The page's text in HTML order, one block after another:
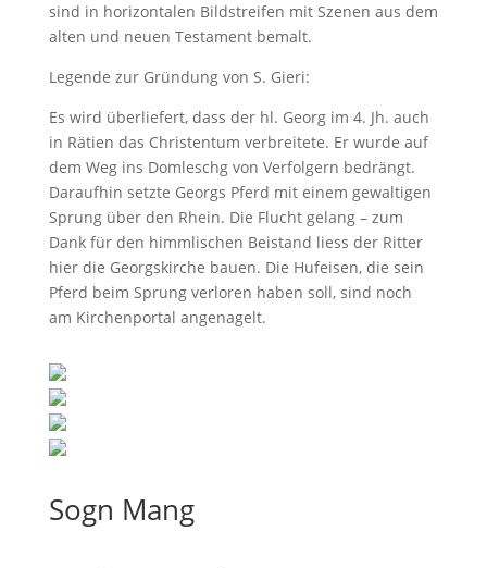
sind in horizontalen Bildstreifen mit Szenen aus dem
alten und neuen Testament bemalt.
Legende zur Gründung von S. Gieri:
Es wird überliefert, dass der hl. Georg im 4. Jh. auch
in Rätien das Christentum verbreitete. Er wurde auf
dem Weg ins Domleschg von Verfolgern bedrängt.
Daraufhin setzte Georgs Pferd mit einem gewaltigen
Sprung über den Rhein. Die Flucht gelang – zum
Dank für den himmlischen Beistand liess der Ritter
hier die Georgskirche bauen. Die Hufeisen, die sein
Pferd beim Sprung verloren haben soll, sind noch
am Kirchenportal angenagelt.
Sogn Mang